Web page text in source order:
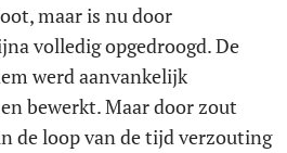
maar is nu door
volledig opgedroogd. De
werd aanvankelijk
bewerkt. Maar door zout
de loop van de tijd verzouting